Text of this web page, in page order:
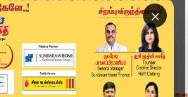
×
ஏன்? ராகுல் காந்தி ...